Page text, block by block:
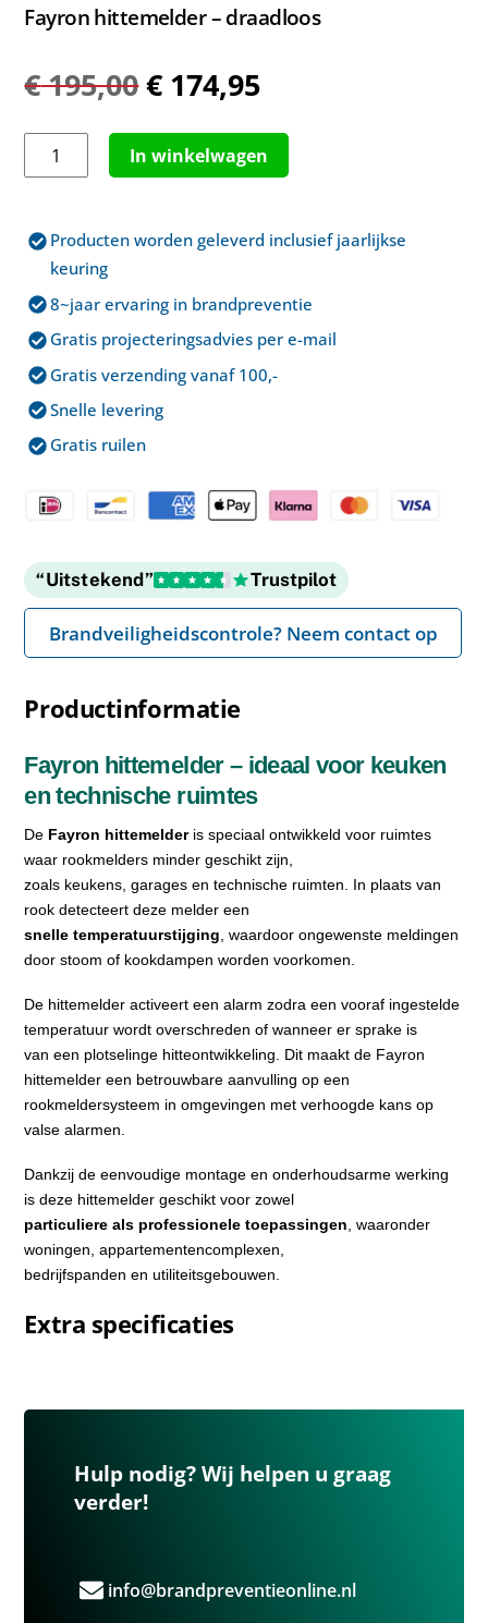
Fayron hittemelder – draadloos
€195,00Oorspronkelijke
was:
€ 195,00.
€ 174,95Huidige
is:
€ 174,95.
Fayron
hittemelder
draadloos
aantal
In winkelwagen
Producten worden geleverd inclusief jaarlijkse
keuring
8~jaar ervaring in brandpreventie
Gratis projecteringsadvies per e-mail
Gratis verzending vanaf 100,-
Snelle levering
Gratis ruilen
“Uitstekend” Trustpilot
Brandveiligheidscontrole? Neem contact op
Productinformatie
Fayron hittemelder – ideaal voor keuken
en technische ruimtes
De Fayron hittemelderis speciaal ontwikkeld voor ruimtes
waar rookmelders minder geschikt zijn,
zoals keukens, garages en technische ruimten. In plaats van
rook detecteert deze melder een
snelle temperatuurstijging , waardoor ongewenste meldingen
door stoom of kookdampen worden voorkomen.
De hittemelder activeert een alarm zodra een vooraf ingestelde
temperatuur wordt overschreden of wanneer er sprake is
van een plotselinge hitteontwikkeling. Dit maakt de Fayron
hittemelder een betrouwbare aanvulling op een
rookmeldersysteem in omgevingen met verhoogde kans op
valse alarmen.
Dankzij de eenvoudige montage en onderhoudsarme werking
is deze hittemelder geschikt voor zowel
particuliere als professionele toepassingen, waaronder
woningen, appartementencomplexen,
bedrijfspanden en utiliteitsgebouwen.
Extra specificaties
Hulp nodig? Wij helpen u graag
verder!
info@brandpreventieonline.nl